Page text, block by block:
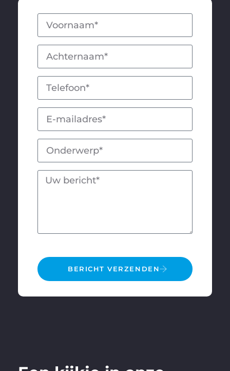
BERICHT VERZENDEN